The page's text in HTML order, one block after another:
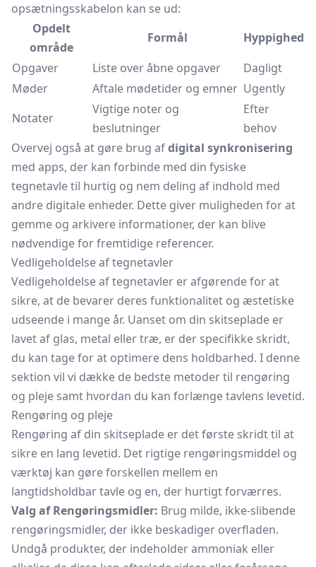
opsætningsskabelon kan se ud:
Opdelt
område
Formål
Hyppighed
Opgaver
Liste over åbne opgaver
Dagligt
Møder
Aftale mødetider og emner Ugently
Notater
Vigtige noter og
beslutninger
Efter
behov
Overvej også at gøre brug afdigital synkronisering
med apps, der kan forbinde med din fysiske
tegnetavle til hurtig og nem deling af indhold med
andre digitale enheder. Dette giver muligheden for at
gemme og arkivere informationer, der kan blive
nødvendige for fremtidige referencer.
Vedligeholdelse af tegnetavler
Vedligeholdelse af tegnetavler er afgørende for at
sikre, at de bevarer deres funktionalitet og æstetiske
udseende i mange år. Uanset om din skitseplade er
lavet af glas, metal eller træ, er der specifikke skridt,
du kan tage for at optimere dens holdbarhed. I denne
sektion vil vi dække de bedste metoder til rengøring
og pleje samt hvordan du kan forlænge tavlens levetid.
Rengøring og pleje
Rengøring af din skitseplade er det første skridt til at
sikre en lang levetid. Det rigtige rengøringsmiddel og
værktøj kan gøre forskellen mellem en
langtidsholdbar tavle og en, der hurtigt forværres.
Valg af Rengøringsmidler: Brug milde, ikke-slibende
rengøringsmidler, der ikke beskadiger overfladen.
Undgå produkter, der indeholder ammoniak eller